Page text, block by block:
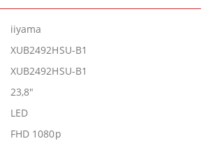
iiyama
XUB2492HSU-B1
XUB2492HSU-B1
23,8"
LED
FHD 1080p